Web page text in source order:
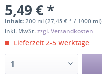
5,49 € *
Inhalt:200 ml (27,45 € * / 1000 ml)
inkl. MwSt.zzgl. Versandkosten
Lieferzeit 2-5 Werktage